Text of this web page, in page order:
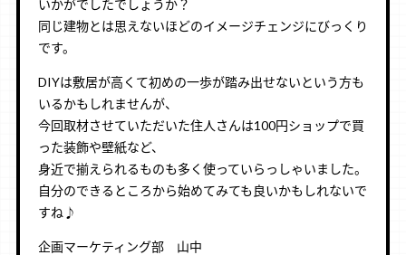
いかがでしたでしょうか？
同じ建物とは思えないほどのイメージチェンジにびっくり
です。
DIYは敷居が高くて初めの一歩が踏み出せないという方も
いるかもしれませんが、
今回取材させていただいた住人さんは100円ショップで買
った装飾や壁紙など、
身近で揃えられるものも多く使っていらっしゃいました。
自分のできるところから始めてみても良いかもしれないで
すね♪
企画マーケティング部 山中